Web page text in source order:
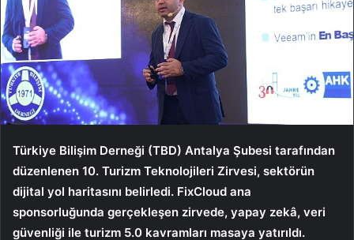
Türkiye Bilişim Derneği (TBD) Antalya Şubesi tarafından
düzenlenen 10. Turizm Teknolojileri Zirvesi, sektörün
dijital yol haritasını belirledi. FixCloud ana
sponsorluğunda gerçekleşen zirvede, yapay zekâ, veri
güvenliği ile turizm 5.0 kavramları masaya yatırıldı.